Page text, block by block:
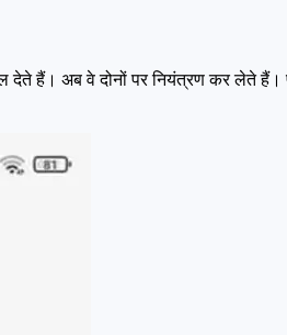
अब वे दोनों पर नियंत्रण कर लेते हैं।